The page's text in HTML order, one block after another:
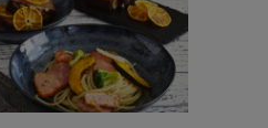
- 耐熱皿
- スフレ・ココット
- 茶碗蒸し